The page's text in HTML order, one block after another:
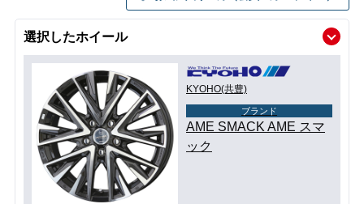
選択したホイール
KYOHO(共豊)
ブランド
AME SMACK AME スマ
ック